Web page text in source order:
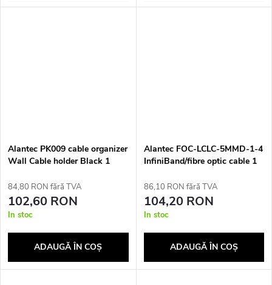
Alantec PK009 cable organizer
Wall Cable holder Black 1
84,80 RON fără TVA
102,60 RON
In stoc
ADAUGĂ ÎN COŞ
Alantec FOC-LCLC-5MMD-1-4
InfiniBand/fibre optic cable 1
86,10 RON fără TVA
104,20 RON
In stoc
ADAUGĂ ÎN COŞ